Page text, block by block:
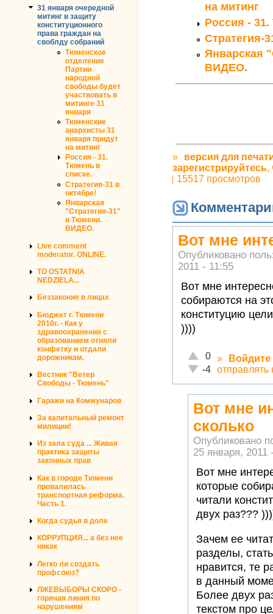
31 января очередной
митинг в защиту
конституционного
права граждан на
своблду собраний
Тюменское
отделение
Партии
народной
свободы будет
участвовать в
митинге 31
января
Тюменские
анархисты 31
января придут
на митинг
Россия - 31.
Тюмень в
списке.
Стратегия-31 в
октябре!
Январская
"Стратегия-31"
в Тюмени.
ВИДЕО.
Live comment
moderator. ONLINE.
TO OSTATNIA
NEDZIELA...
Беззаконие в лицах
Бюджет г. Тюмени
2010г. - Как у
здравоохранения с
образованием отняли
конфетку и отдали
дорожникам.
Вестник "Ветер
Свободы - Тюмень"
Гаражи на Коммунаров
За капитальный ремонт
милиции!
Из зала суда ... Живая
практика защиты
законных прав
Как в городе Тюмени
провалилась
транспортная реформа.
Часть 1.
Когда судья в доле
КОРРУПЦИЯ... а без нее
никак
Легко ли создать
профсоюз?
ЛЖЕВЫБОРЫ СКОРО -
горячая линия по
нарушениям
на митинг
Россия -
Стратегия-
Январская
ВИДЕО.
»
версия для
зарегистрируйтесь,
15517 просмотров
Вот мне
Опубликовано
2011 - 11:55
Вот мне
собираются на
конституцию
))))
Отлично!
0
Неадекватно!
-4
» Войдите
Вот мне
сколько
Опубликовано
25 января, 2011
Вот мне
которые
читали
двух раз???
Зачем ее
разделы,
нравится, те
в данный
Более двух
текстом про